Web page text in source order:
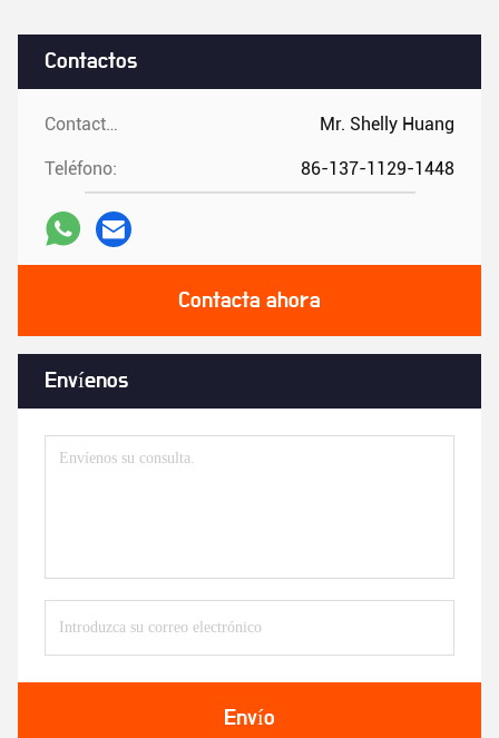
Contactos
Contactos: Mr. Shelly Huang
Teléfono: 86-137-1129-1448
Contacta ahora
Envíenos
Envío